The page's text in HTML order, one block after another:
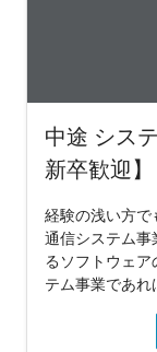
中途 シス
新卒歓迎】
経験の浅い方で
通信システム
るソフトウェ
テム事業であれ